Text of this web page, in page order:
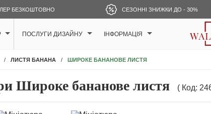
БЕЗКОШТОВНО СЕЗОННІ ЗНИЖКИ ДО - 30%
ПОСЛУГИ ДИЗАЙНУ ІНФОРМАЦІЯ
ЛИСТЯ БАНАНА ШИРОКЕ БАНАНОВЕ ЛИСТЯ
Широке бананове листя ( Код: